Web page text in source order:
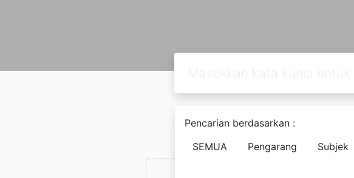
Pencarian berdasarkan :
SEMUA
Pengarang Subjek
Pilih